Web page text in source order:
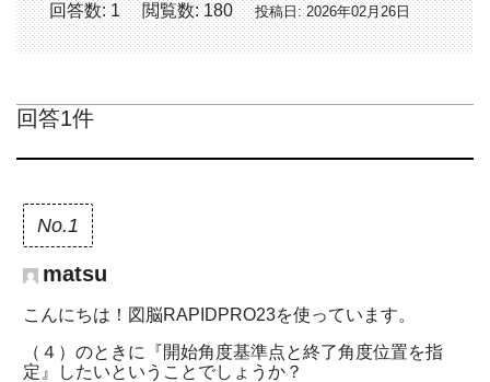
回答数: 1 閲覧数: 180 投稿日: 2026年02月26日
回答1件
No.1
matsu
こんにちは！図脳RAPIDPRO23を使っています。
（４）のときに『開始角度基準点と終了角度位置を指
定』したいということでしょうか？